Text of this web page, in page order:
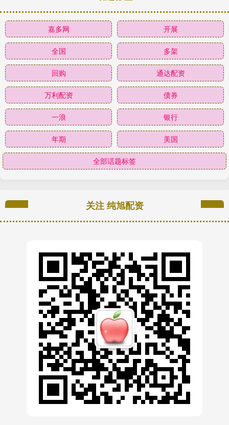
嘉多网 开展
全国 多架
回购 通达配资
万利配资 债券
一浪 银行
年期 美国
全部话题标签
关注 纯旭配资